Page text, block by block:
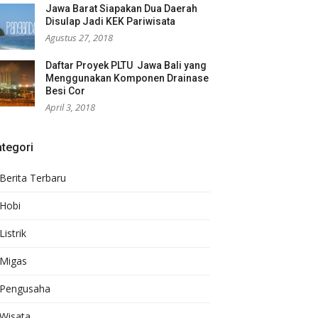
Jawa Barat Siapakan Dua Daerah
Disulap Jadi KEK Pariwisata
Agustus 27, 2018
Daftar Proyek PLTU Jawa Bali yang
Menggunakan Komponen Drainase
Besi Cor
April 3, 2018
Berita Terbaru
Hobi
Listrik
Migas
Pengusaha